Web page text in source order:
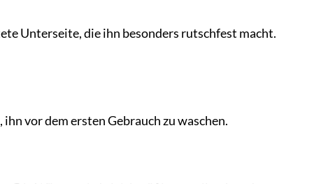
Unterseite, die ihn besonders rutschfest macht.
vor dem ersten Gebrauch zu waschen.